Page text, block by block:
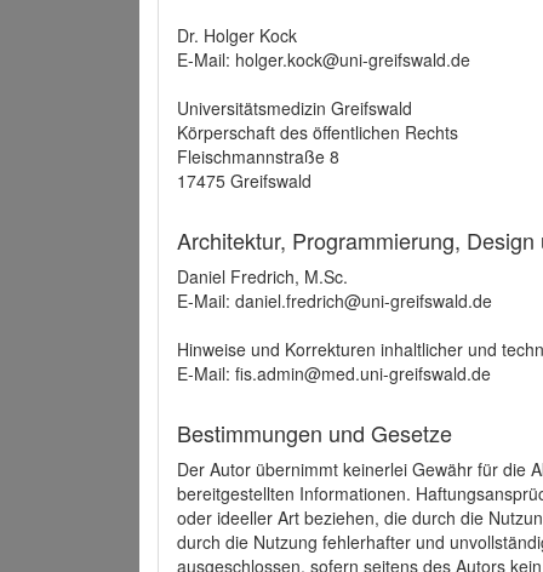
Dr. Holger Kock
E-Mail: holger.kock@uni-greifswald.de
Universitätsmedizin Greifswald
Körperschaft des öffentlichen Rechts
Fleischmannstraße 8
17475 Greifswald
Architektur, Programmierung,
Daniel Fredrich, M.Sc.
E-Mail: daniel.fredrich@uni-greifswald.de
Hinweise und Korrekturen inhaltlicher und
E-Mail: fis.admin@med.uni-greifswald.de
Bestimmungen und Gesetze
Der Autor übernimmt keinerlei Gewähr für die
bereitgestellten Informationen.
oder ideeller Art beziehen, die durch die
durch die Nutzung fehlerhafter und
ausgeschlossen, sofern seitens des Autors